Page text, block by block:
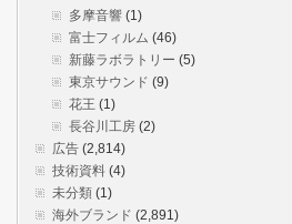
多摩音響 (1)
富士フィルム (46)
新藤ラボラトリー (5)
東京サウンド (9)
花王 (1)
長谷川工房 (2)
広告 (2,814)
技術資料 (4)
未分類 (1)
海外ブランド (2,891)